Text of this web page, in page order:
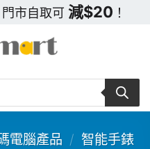
市自取可 減$20 ！
電腦產品 / 智能手錶